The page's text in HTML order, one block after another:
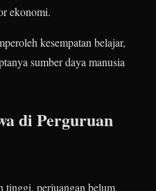
ekonomi.
kesempatan belajar,
sumber daya manusia
di Perguruan
tinggi, perjuangan belum